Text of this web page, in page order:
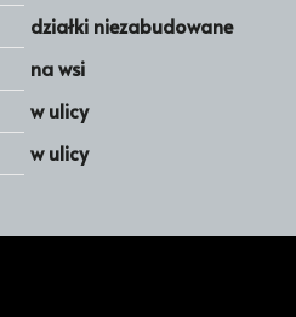
działki niezabudowane
na wsi
w ulicy
w ulicy